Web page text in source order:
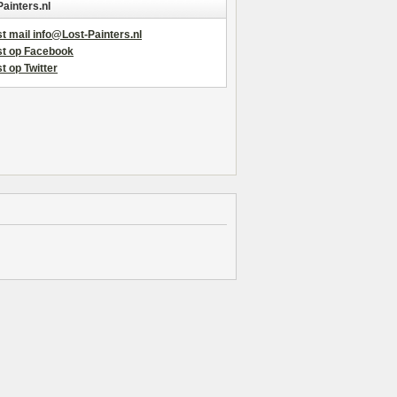
mail info@Lost-Painters.nl
op Facebook
op Twitter